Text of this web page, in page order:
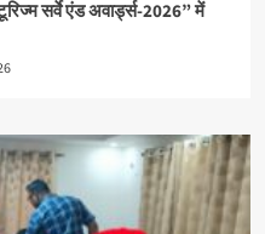
सर्वे एंड अवार्ड्स-2026” में